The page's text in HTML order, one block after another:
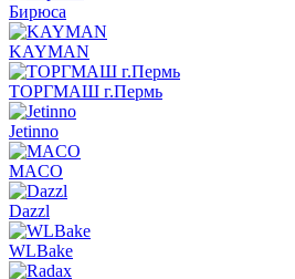
Бирюса
KAYMAN
ТОРГМАШ г.Пермь
Jetinno
MACO
Dazzl
WLBake